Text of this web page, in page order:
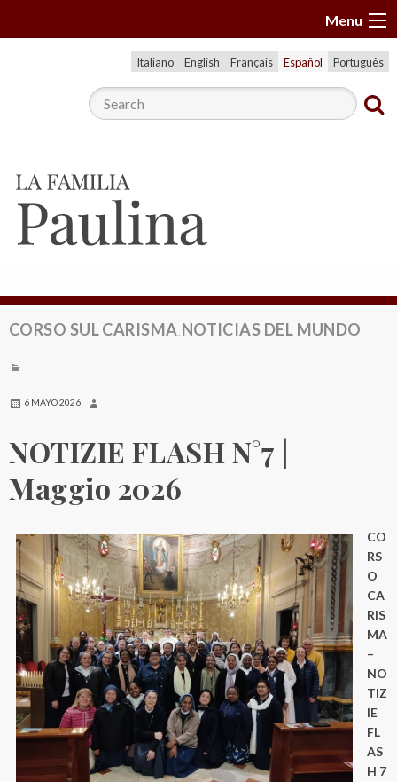
k
t
Menu
Italiano English Français Español Português
CORSO SUL CARISMA, NOTICIAS DEL MUNDO
6 MAYO 2026
NOTIZIE FLASH N°7 |
Maggio 2026
CO
RS
O
CA
RIS
MA
–
NO
TIZ
IE
FL
AS
H 7